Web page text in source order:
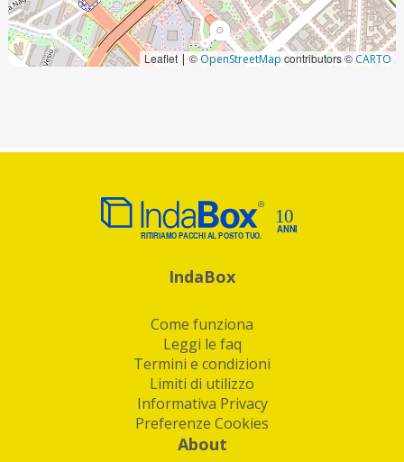
Leaflet | ©OpenStreetMapcontributors © CARTO
IndaBox
Come funziona
Leggi le faq
Termini e condizioni
Limiti di utilizzo
Informativa Privacy
Preferenze Cookies
About